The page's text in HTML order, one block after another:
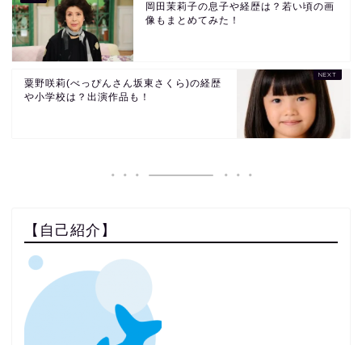
岡田茉莉子の息子や経歴は？若い頃の画
像もまとめてみた！
粟野咲莉(べっぴんさん坂東さくら)の経歴
や小学校は？出演作品も！
【自己紹介】